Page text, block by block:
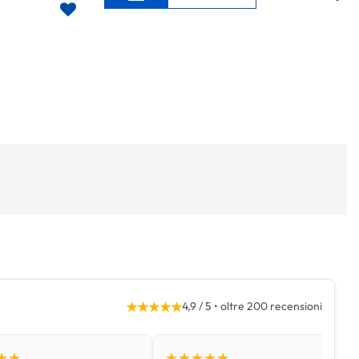
★★★★★4,9 / 5 • oltre 200 recensioni